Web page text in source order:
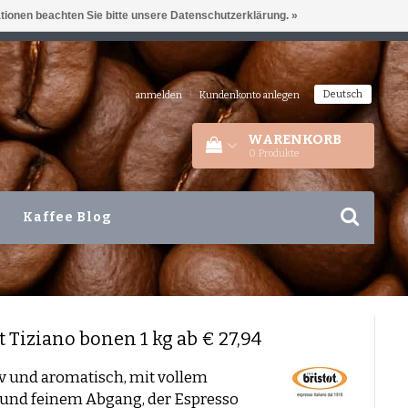
+31 180 44 8008
anmelden | Kundenkonto anlegen Deutsch
WARENKORB
0 Produkte
Kaffee Blog
Tiziano bonen 1 kg ab € 27,94
und aromatisch, mit vollem
feinem Abgang, der Espresso
beachten Sie bitte unsere Datenschutzerklärung. »